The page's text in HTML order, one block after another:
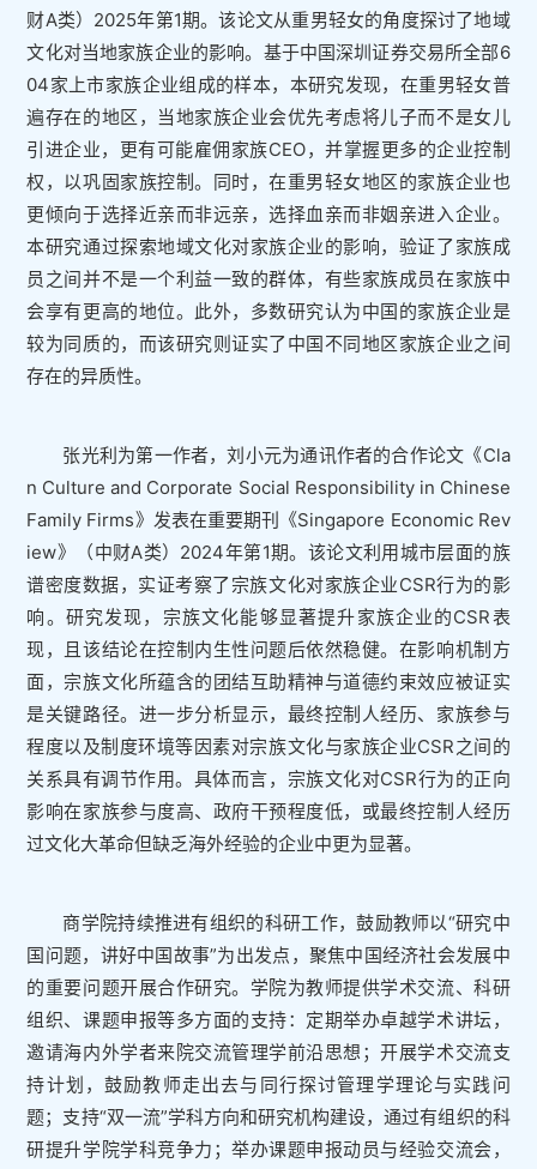
财A类）2025年第1期。该论文从重男轻女的角度探讨了地域
文化对当地家族企业的影响。基于中国深圳证券交易所全部6
04家上市家族企业组成的样本，本研究发现，在重男轻女普
遍存在的地区，当地家族企业会优先考虑将儿子而不是女儿
引进企业，更有可能雇佣家族CEO，并掌握更多的企业控制
权，以巩固家族控制。同时，在重男轻女地区的家族企业也
更倾向于选择近亲而非远亲，选择血亲而非姻亲进入企业。
本研究通过探索地域文化对家族企业的影响，验证了家族成
员之间并不是一个利益一致的群体，有些家族成员在家族中
会享有更高的地位。此外，多数研究认为中国的家族企业是
较为同质的，而该研究则证实了中国不同地区家族企业之间
存在的异质性。
张光利为第一作者，刘小元为通讯作者的合作论文《Cla
n Culture and Corporate Social Responsibility in Chinese
Family Firms》发表在重要期刊《Singapore Economic Rev
iew》（中财A类）2024年第1期。该论文利用城市层面的族
谱密度数据，实证考察了宗族文化对家族企业CSR行为的影
响。研究发现，宗族文化能够显著提升家族企业的CSR表
现，且该结论在控制内生性问题后依然稳健。在影响机制方
面，宗族文化所蕴含的团结互助精神与道德约束效应被证实
是关键路径。进一步分析显示，最终控制人经历、家族参与
程度以及制度环境等因素对宗族文化与家族企业CSR之间的
关系具有调节作用。具体而言，宗族文化对CSR行为的正向
影响在家族参与度高、政府干预程度低，或最终控制人经历
过文化大革命但缺乏海外经验的企业中更为显著。
商学院持续推进有组织的科研工作，鼓励教师以“研究中
国问题，讲好中国故事”为出发点，聚焦中国经济社会发展中
的重要问题开展合作研究。学院为教师提供学术交流、科研
组织、课题申报等多方面的支持：定期举办卓越学术讲坛，
邀请海内外学者来院交流管理学前沿思想；开展学术交流支
持计划，鼓励教师走出去与同行探讨管理学理论与实践问
题；支持“双一流”学科方向和研究机构建设，通过有组织的科
研提升学院学科竞争力；举办课题申报动员与经验交流会，